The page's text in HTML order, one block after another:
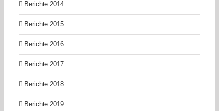
Berichte 2014
Berichte 2015
Berichte 2016
Berichte 2017
Berichte 2018
Berichte 2019